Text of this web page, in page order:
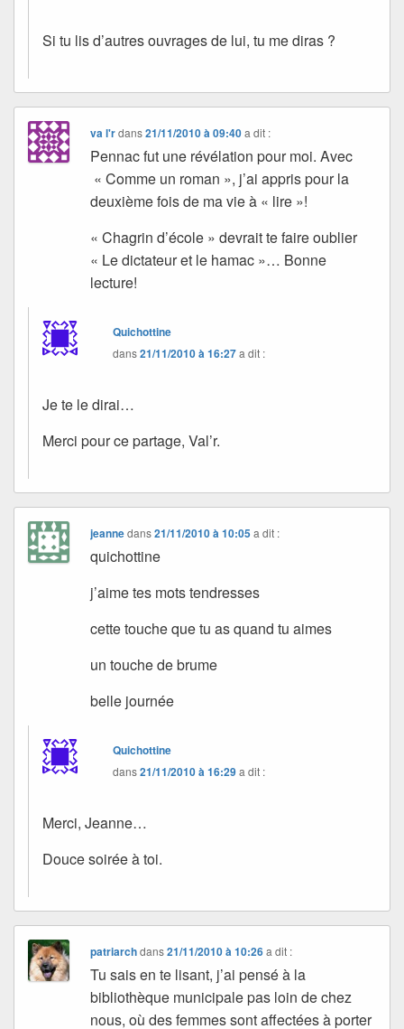
Si tu lis d’autres ouvrages de lui, tu me diras ?
va l'rdans21/11/2010 à 09:40 a dit :
Pennac fut une révélation pour moi. Avec
« Comme un roman », j’ai appris pour la
deuxième fois de ma vie à « lire »!
« Chagrin d’école » devrait te faire oublier
« Le dictateur et le hamac »… Bonne
lecture!
Quichottine
dans21/11/2010 à 16:27a dit :
Je te le dirai…
Merci pour ce partage, Val’r.
jeannedans21/11/2010 à 10:05 a dit :
quichottine
j’aime tes mots tendresses
cette touche que tu as quand tu aimes
un touche de brume
belle journée
Quichottine
dans21/11/2010 à 16:29a dit :
Merci, Jeanne…
Douce soirée à toi.
patriarchdans21/11/2010 à 10:26 a dit :
Tu sais en te lisant, j’ai pensé à la
bibliothèque municipale pas loin de chez
nous, où des femmes sont affectées à porter